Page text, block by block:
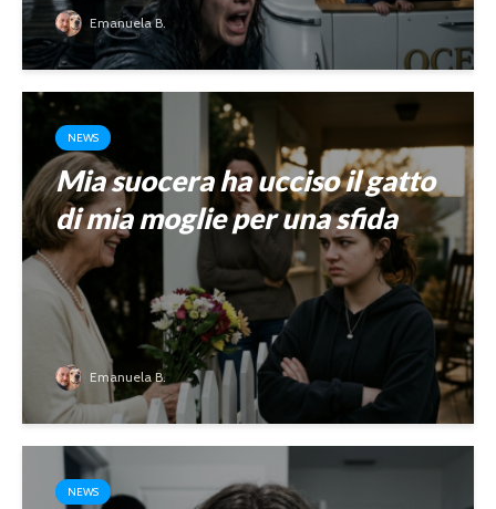
Emanuela B.
NEWS
Mia suocera ha ucciso il gatto
di mia moglie per una sfida
Emanuela B.
NEWS